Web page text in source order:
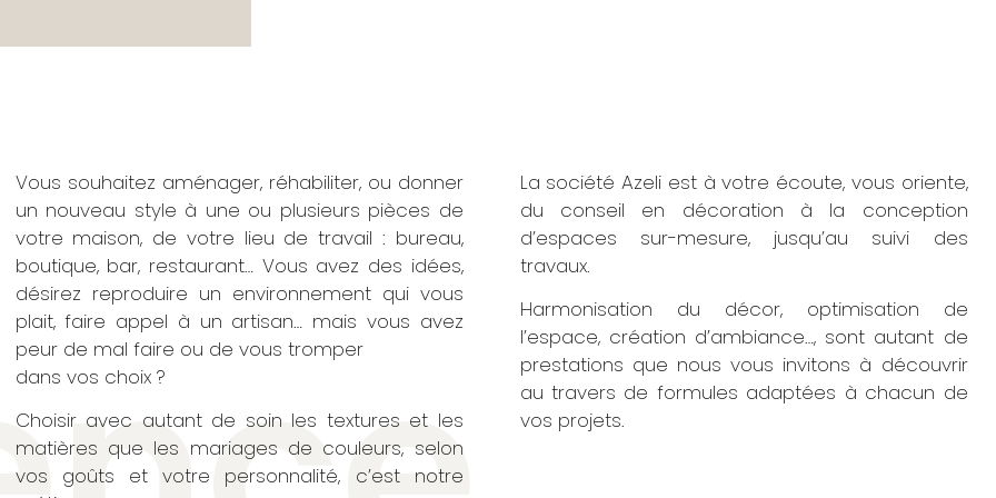
Vous souhaitez aménager, réhabiliter, ou donner
un nouveau style à une ou plusieurs pièces de
votre maison, de votre lieu de travail : bureau,
boutique, bar, restaurant… Vous avez des idées,
désirez reproduire un environnement qui vous
plait, faire appel à un artisan… mais vous avez
peur de mal faire ou de vous tromper
dans vos choix ?
Choisir avec autant de soin les textures et les
matières que les mariages de couleurs, selon
vos goûts et votre personnalité, c’est notre
La société Azeli est à votre écoute, vous oriente,
du conseil en décoration à la conception
d’espaces sur-mesure, jusqu’au suivi des
travaux.
Harmonisation du décor, optimisation de
l’espace, création d’ambiance…, sont autant de
prestations que nous vous invitons à découvrir
au travers de formules adaptées à chacun de
vos projets.